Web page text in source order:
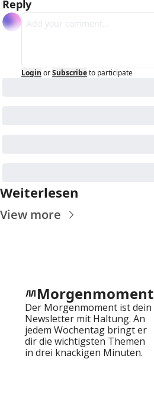
Reply
Login orSubscribeto participate
Weiterlesen
View more
Morgenmoment
Der Morgenmoment ist dein
Newsletter mit Haltung. An
jedem Wochentag bringt er
dir die wichtigsten Themen
in drei knackigen Minuten.